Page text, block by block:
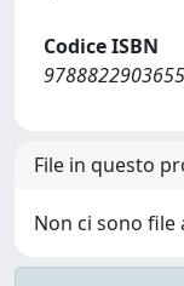
Codice ISBN
9788822903655
File in questo
Non ci sono